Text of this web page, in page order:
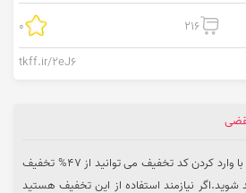
216
0
tkff.ir/2eJ6
از طریق سایت تخفیف هات و با وارد کردن کد تخفیف می ‌توانید از 47% تخفیف
شوید.اگر نیازمند استفاده از این تخفیف هستید